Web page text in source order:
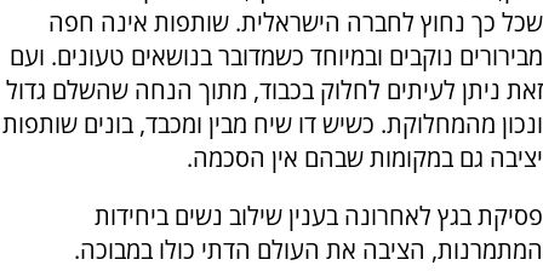
שכל כך נחוץ לחברה הישראלית. שותפות אינה חפה
מבירורים נוקבים ובמיוחד כשמדובר בנושאים טעונים. ועם
זאת ניתן לעיתים לחלוק בכבוד, מתוך הנחה שהשלם גדול
ונכון מהמחלוקת. כשיש דו שיח מבין ומכבד, בונים שותפות
יציבה גם במקומות שבהם אין הסכמה.
פסיקת בגץ לאחרונה בענין שילוב נשים ביחידות
המתמרנות, הציבה את העולם הדתי כולו במבוכה.